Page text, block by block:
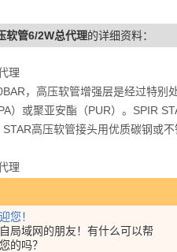
您！
局域网的朋友！有什么可以帮
的吗？
软管6/2W总代理的详细资料：
理
，高压软管增强层是经过特
）或聚亚安酯（PUR）。SPIR
高压软管接头用优质碳钢或不
理
增强的抗外部压力